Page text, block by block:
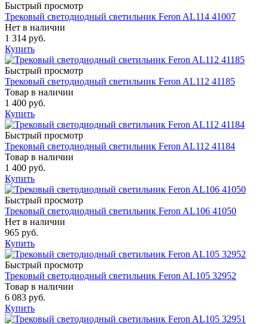
Быстрый просмотр
Трековый светодиодный светильник Feron AL114 41007
Нет в наличии
1 314 руб.
Купить
Быстрый просмотр
Трековый светодиодный светильник Feron AL112 41185
Товар в наличии
1 400 руб.
Купить
Быстрый просмотр
Трековый светодиодный светильник Feron AL112 41184
Товар в наличии
1 400 руб.
Купить
Быстрый просмотр
Трековый светодиодный светильник Feron AL106 41050
Нет в наличии
965 руб.
Купить
Быстрый просмотр
Трековый светодиодный светильник Feron AL105 32952
Товар в наличии
6 083 руб.
Купить